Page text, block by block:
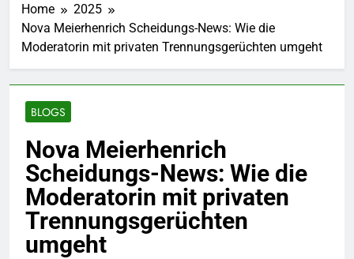
Home
2025
Nova Meierhenrich Scheidungs-News: Wie die
Moderatorin mit privaten Trennungsgerüchten umgeht
BLOGS
Nova Meierhenrich
Scheidungs-News: Wie die
Moderatorin mit privaten
Trennungsgerüchten
umgeht